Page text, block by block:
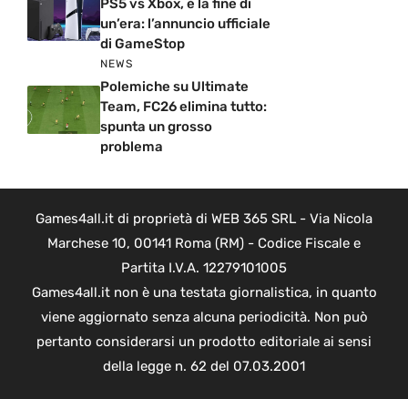
PS5 vs Xbox, è la fine di
un’era: l’annuncio ufficiale
di GameStop
NEWS
Polemiche su Ultimate
Team, FC26 elimina tutto:
spunta un grosso
problema
Games4all.it di proprietà di WEB 365 SRL - Via Nicola
Marchese 10, 00141 Roma (RM) - Codice Fiscale e
Partita I.V.A. 12279101005
Games4all.it non è una testata giornalistica, in quanto
viene aggiornato senza alcuna periodicità. Non può
pertanto considerarsi un prodotto editoriale ai sensi
della legge n. 62 del 07.03.2001